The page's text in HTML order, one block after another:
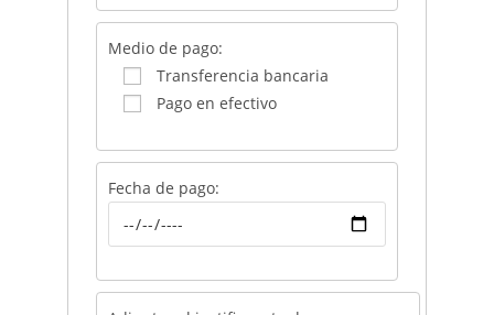
Medio de pago:
Transferencia bancaria
Pago en efectivo
Fecha de pago: